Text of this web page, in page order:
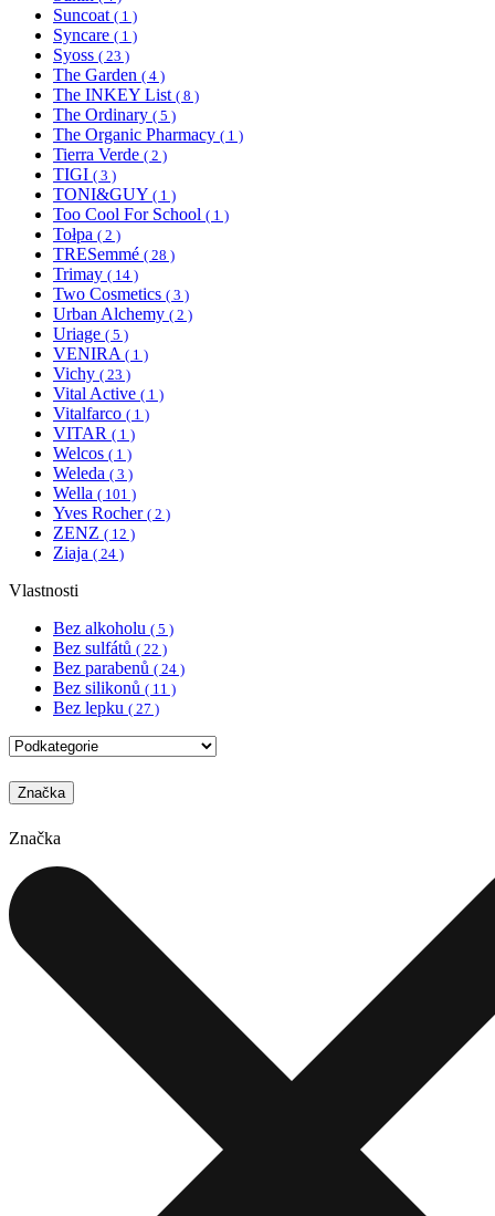
Suncoat ( 1 )
Syncare ( 1 )
Syoss ( 23 )
The Garden ( 4 )
The INKEY List ( 8 )
The Ordinary ( 5 )
The Organic Pharmacy ( 1 )
Tierra Verde ( 2 )
TIGI ( 3 )
TONI&GUY ( 1 )
Too Cool For School ( 1 )
Tołpa ( 2 )
TRESemmé ( 28 )
Trimay ( 14 )
Two Cosmetics ( 3 )
Urban Alchemy ( 2 )
Uriage ( 5 )
VENIRA ( 1 )
Vichy ( 23 )
Vital Active ( 1 )
Vitalfarco ( 1 )
VITAR ( 1 )
Welcos ( 1 )
Weleda ( 3 )
Wella ( 101 )
Yves Rocher ( 2 )
ZENZ ( 12 )
Ziaja ( 24 )
Vlastnosti
Bez alkoholu ( 5 )
Bez sulfátů ( 22 )
Bez parabenů ( 24 )
Bez silikonů ( 11 )
Bez lepku ( 27 )
Značka
Značka